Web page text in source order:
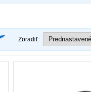
Zoradiť: